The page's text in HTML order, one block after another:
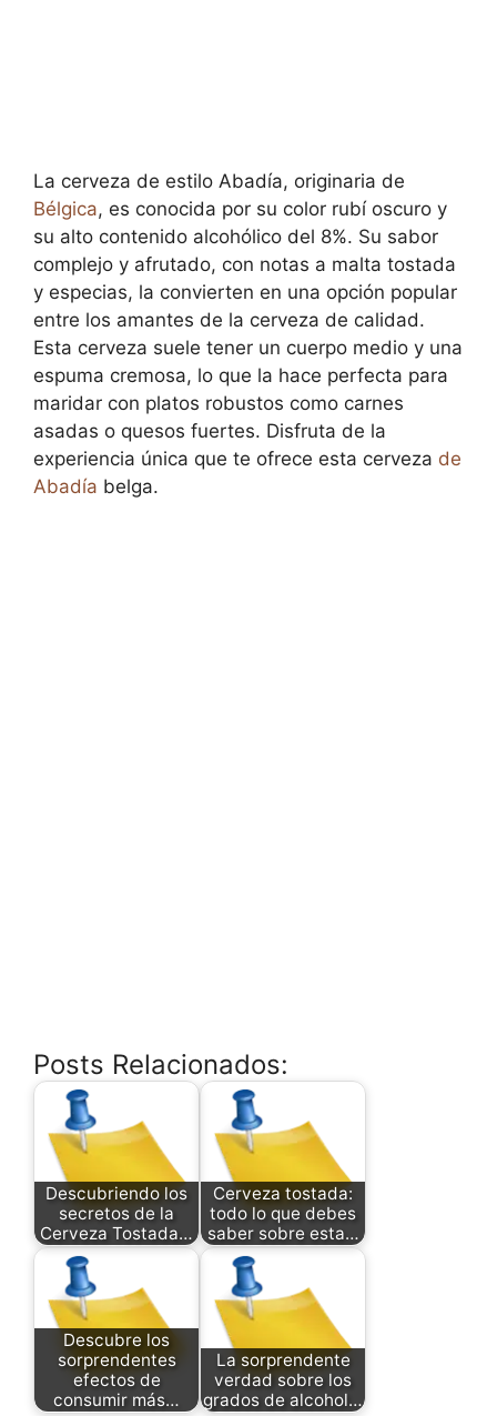
La cerveza de estilo Abadía, originaria de
Bélgica, es conocida por su color rubí oscuro y
su alto contenido alcohólico del 8%. Su sabor
complejo y afrutado, con notas a malta tostada
y especias, la convierten en una opción popular
entre los amantes de la cerveza de calidad.
Esta cerveza suele tener un cuerpo medio y una
espuma cremosa, lo que la hace perfecta para
maridar con platos robustos como carnes
asadas o quesos fuertes. Disfruta de la
experiencia única que te ofrece esta cerveza de
Abadía belga.
Posts Relacionados:
Descubriendo los
secretos de la
Cerveza Tostada…
Cerveza tostada:
todo lo que debes
saber sobre esta…
Descubre los
sorprendentes
efectos de
consumir más…
La sorprendente
verdad sobre los
grados de alcohol…